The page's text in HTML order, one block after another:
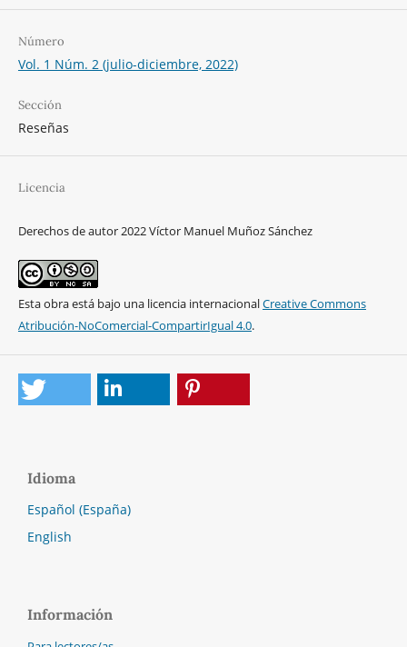
Número
Vol. 1 Núm. 2 (julio-diciembre, 2022)
Sección
Reseñas
Licencia
Derechos de autor 2022 Víctor Manuel Muñoz Sánchez
Esta obra está bajo una licencia internacionalCreative Commons
Atribución-NoComercial-CompartirIgual 4.0.
Idioma
Español (España)
English
Información